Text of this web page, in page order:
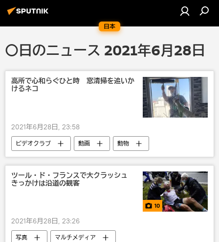
日本
〇日のニュース 2021年6月28日
高所で心和らぐひと時 窓清掃を追いか
けるネコ
2021年6月28日, 23:58
ビデオクラブ 動画 動物
ツール・ド・フランスで大クラッシュ
きっかけは沿道の観客
10
2021年6月28日, 23:26
写真 マルチメディア